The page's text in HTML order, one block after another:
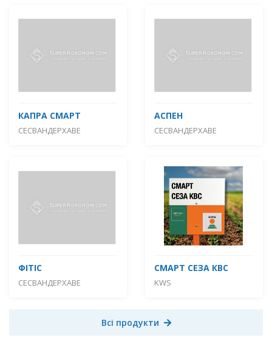
КАПРА СМАРТ
СЕСВАНДЕРХАВЕ
АСПЕН
СЕСВАНДЕРХАВЕ
ФІТІС
СЕСВАНДЕРХАВЕ
СМАРТ СЕЗА КВС
KWS
Всі продукти